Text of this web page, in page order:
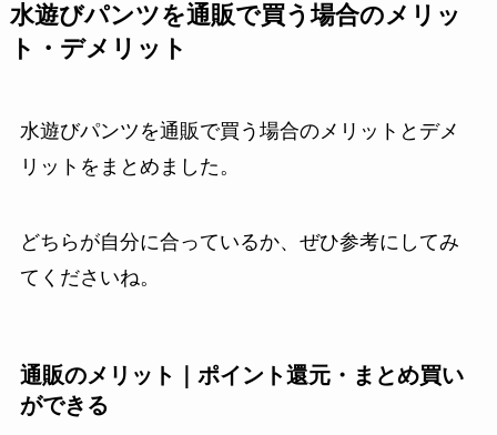
水遊びパンツを通販で買う場合のメリッ
ト・デメリット
水遊びパンツを通販で買う場合のメリットとデメ
リットをまとめました。
どちらが自分に合っているか、ぜひ参考にしてみ
てくださいね。
通販のメリット｜ポイント還元・まとめ買い
ができる